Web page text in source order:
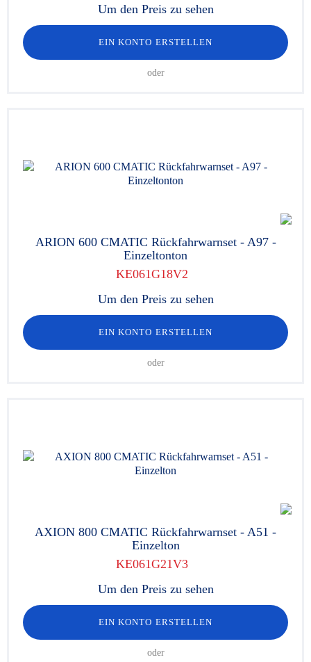
Um den Preis zu sehen
EIN KONTO ERSTELLEN
oder
ARION 600 CMATIC Rückfahrwarnset - A97 -
Einzeltonton
KE061G18V2
Um den Preis zu sehen
EIN KONTO ERSTELLEN
oder
AXION 800 CMATIC Rückfahrwarnset - A51 -
Einzelton
KE061G21V3
Um den Preis zu sehen
EIN KONTO ERSTELLEN
oder